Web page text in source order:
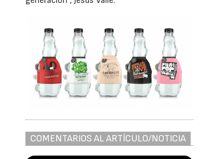
COMENTARIOS AL ARTÍCULO/NOTICIA